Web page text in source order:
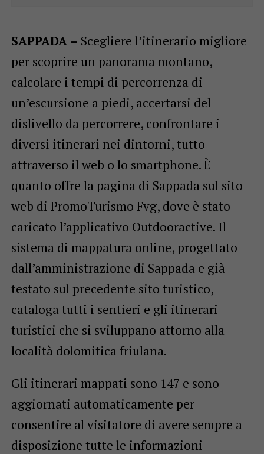
SAPPADA – Scegliere l’itinerario migliore
per scoprire un panorama montano,
calcolare i tempi di percorrenza di
un’escursione a piedi, accertarsi del
dislivello da percorrere, confrontare i
diversi itinerari nei dintorni, tutto
attraverso il web o lo smartphone. È
quanto offre la pagina di Sappada sul sito
web di PromoTurismo Fvg, dove è stato
caricato l’applicativo Outdooractive. Il
sistema di mappatura online, progettato
dall’amministrazione di Sappada e già
testato sul precedente sito turistico,
cataloga tutti i sentieri e gli itinerari
turistici che si sviluppano attorno alla
località dolomitica friulana.
Gli itinerari mappati sono 147 e sono
aggiornati automaticamente per
consentire al visitatore di avere sempre a
disposizione tutte le informazioni